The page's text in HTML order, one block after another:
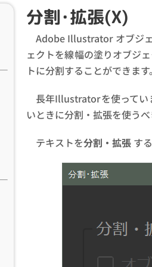
分割･拡張(X)
Adobe Illustrator オブジ
ェクトを線幅の塗りオブジ
トに分割することができます。
長年Illustratorを使ってい
いときに分割・拡張を使うべ
テキストを分割・拡張す